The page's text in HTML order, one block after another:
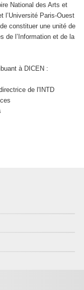
National des Arts et
l’Université Paris-Ouest
constituer une unité de
de l’Information et de la
à DICEN :
de l'INTD